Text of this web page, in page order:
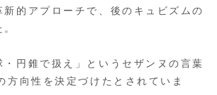
新的アプローチで、後のキュビズムの
・円錐で扱え」というセザンヌの言葉
方向性を決定づけたとされていま